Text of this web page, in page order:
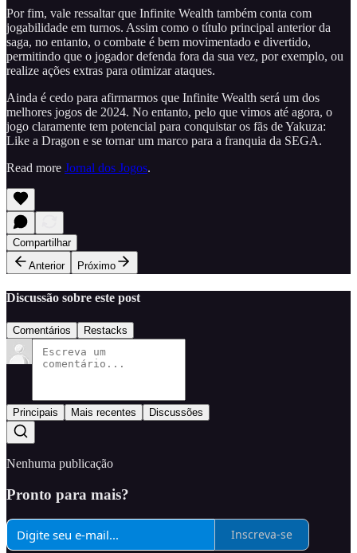
Por fim, vale ressaltar que Infinite Wealth também conta com
jogabilidade em turnos. Assim como o título principal anterior da
saga, no entanto, o combate é bem movimentado e divertido,
permitindo que o jogador defenda fora da sua vez, por exemplo, ou
realize ações extras para otimizar ataques.
Ainda é cedo para afirmarmos que Infinite Wealth será um dos
melhores jogos de 2024. No entanto, pelo que vimos até agora, o
jogo claramente tem potencial para conquistar os fãs de Yakuza:
Like a Dragon e se tornar um marco para a franquia da SEGA.
Read more Jornal dos Jogos.
Compartilhar
Anterior
Próximo
Discussão sobre este post
Comentários Restacks
Principais Mais recentes Discussões
Nenhuma publicação
Pronto para mais?
Inscreva-se